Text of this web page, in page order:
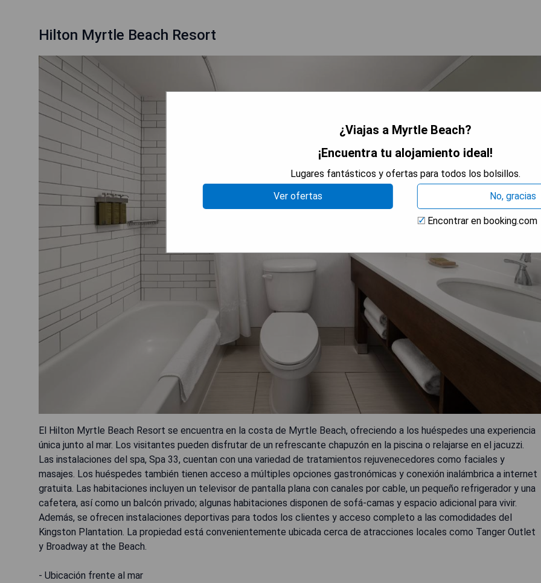
Hilton Myrtle Beach Resort
El Hilton Myrtle Beach Resort se encuentra en la costa de Myrtle Beach, ofreciendo a los huéspedes una experiencia
única junto al mar. Los visitantes pueden disfrutar de un refrescante chapuzón en la piscina o relajarse en el jacuzzi.
Las instalaciones del spa, Spa 33, cuentan con una variedad de tratamientos rejuvenecedores como faciales y
masajes. Los huéspedes también tienen acceso a múltiples opciones gastronómicas y conexión inalámbrica a internet
gratuita. Las habitaciones incluyen un televisor de pantalla plana con canales por cable, un pequeño refrigerador y una
cafetera, así como un balcón privado; algunas habitaciones disponen de sofá-camas y espacio adicional para vivir.
Además, se ofrecen instalaciones deportivas para todos los clientes y acceso completo a las comodidades del
Kingston Plantation. La propiedad está convenientemente ubicada cerca de atracciones locales como Tanger Outlet
y Broadway at the Beach.
- Ubicación frente al mar
¿Viajas a Myrtle Beach?
¡Encuentra tu alojamiento ideal!
Lugares fantásticos y ofertas para todos los bolsillos.
Ver ofertas
No, gracias
Encontrar en booking.com